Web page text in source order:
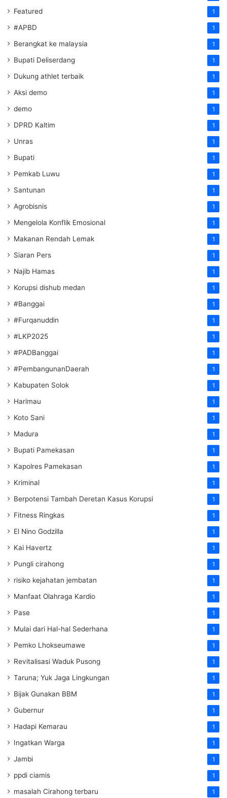
Featured 1
#APBD 1
Berangkat ke malaysia 1
Bupati Deliserdang 1
Dukung athlet terbaik 1
Aksi demo 1
demo 1
DPRD Kaltim 1
Unras 1
Bupati 1
Pemkab Luwu 1
Santunan 1
Agrobisnis 1
Mengelola Konflik Emosional 1
Makanan Rendah Lemak 1
Siaran Pers 1
Najib Hamas 1
Korupsi dishub medan 1
#Banggai 1
#Furqanuddin 1
#LKP2025 1
#PADBanggai 1
#PembangunanDaerah 1
Kabupaten Solok 1
Harimau 1
Koto Sani 1
Madura 1
Bupati Pamekasan 1
Kapolres Pamekasan 1
Kriminal 1
Berpotensi Tambah Deretan Kasus Korupsi 1
Fitness Ringkas 1
El Nino Godzilla 1
Kai Havertz 1
Pungli cirahong 1
risiko kejahatan jembatan 1
Manfaat Olahraga Kardio 1
Pase 1
Mulai dari Hal-hal Sederhana 1
Pemko Lhokseumawe 1
Revitalisasi Waduk Pusong 1
Taruna; Yuk Jaga Lingkungan 1
Bijak Gunakan BBM 1
Gubernur 1
Hadapi Kemarau 1
Ingatkan Warga 1
Jambi 1
ppdi ciamis 1
masalah Cirahong terbaru 1